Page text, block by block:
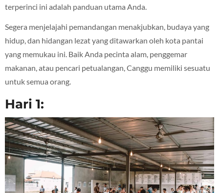
terperinci ini adalah panduan utama Anda.
Segera menjelajahi pemandangan menakjubkan, budaya yang
hidup, dan hidangan lezat yang ditawarkan oleh kota pantai
yang memukau ini. Baik Anda pecinta alam, penggemar
makanan, atau pencari petualangan, Canggu memiliki sesuatu
untuk semua orang.
Hari 1: